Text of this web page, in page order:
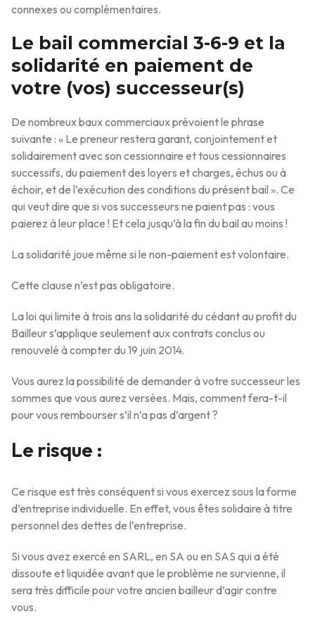
connexes ou complémentaires.
Le bail commercial 3-6-9 et la
solidarité en paiement de
votre (vos) successeur(s)
De nombreux baux commerciaux prévoient le phrase
suivante : « Le preneur restera garant, conjointement et
solidairement avec son cessionnaire et tous cessionnaires
successifs, du paiement des loyers et charges, échus ou à
échoir, et de l’exécution des conditions du présent bail ». Ce
qui veut dire que si vos successeurs ne paient pas : vous
paierez à leur place ! Et cela jusqu’à la fin du bail au moins !
La solidarité joue même si le non-paiement est volontaire.
Cette clause n’est pas obligatoire.
La loi qui limite à trois ans la solidarité du cédant au profit du
Bailleur s’applique seulement aux contrats conclus ou
renouvelé à compter du 19 juin 2014.
Vous aurez la possibilité de demander à votre successeur les
sommes que vous aurez versées. Mais, comment fera-t-il
pour vous rembourser s’il n’a pas d’argent ?
Le risque :
Ce risque est très conséquent si vous exercez sous la forme
d’entreprise individuelle. En effet, vous êtes solidaire à titre
personnel des dettes de l’entreprise.
Si vous avez exercé en SARL, en SA ou en SAS qui a été
dissoute et liquidée avant que le problème ne survienne, il
sera très difficile pour votre ancien bailleur d’agir contre
vous.